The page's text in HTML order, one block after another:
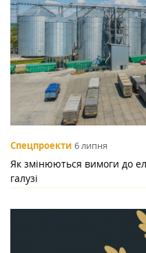
Спецпроекти 6 липня
Як змінюються вимоги до
галузі